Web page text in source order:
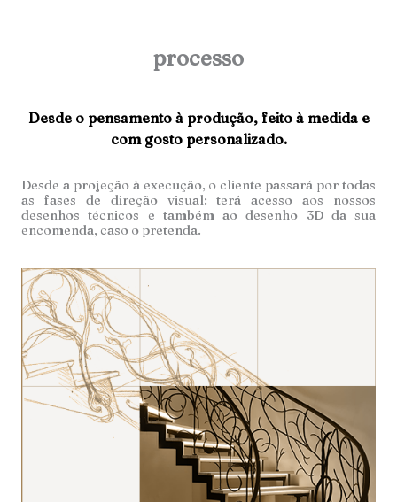
processo
Desde o pensamento à produção, feito à medida e
com gosto personalizado.
Desde a projeção à execução, o cliente passará por todas
as fases de direção visual: terá acesso aos nossos
desenhos técnicos e também ao desenho 3D da sua
encomenda, caso o pretenda.